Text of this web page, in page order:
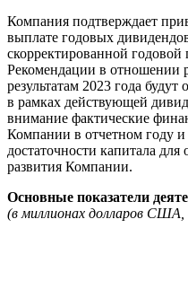
Компания подтверждает
выплате годовых
скорректированной
Рекомендации в отношении
результатам 2023 года будут
в рамках действующей
внимание фактические
Компании в отчетном году
достаточности капитала для
развития Компании.
Основные показатели
(в миллионах долларов США,